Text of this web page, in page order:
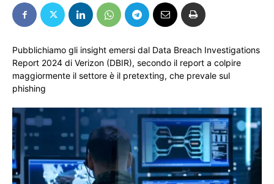
Pubblichiamo gli insight emersi dal Data Breach Investigations
Report 2024 di Verizon (DBIR), secondo il report a colpire
maggiormente il settore è il pretexting, che prevale sul
phishing